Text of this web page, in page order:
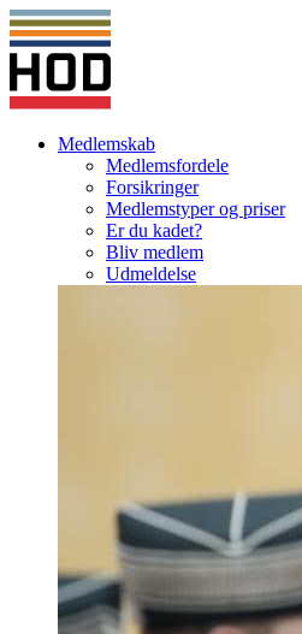
Medlemskab
Medlemsfordele
Forsikringer
Medlemstyper og priser
Er du kadet?
Bliv medlem
Udmeldelse